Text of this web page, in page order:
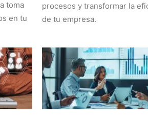
toma
en tu
procesos y transformar la
de tu empresa.